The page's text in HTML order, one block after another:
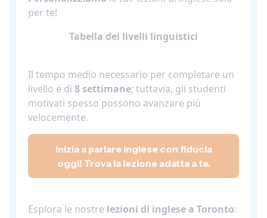
per te!
Tabella dei livelli linguistici
Il tempo medio necessario per completare un
livello è di 8 settimane; tuttavia, gli studenti
motivati spesso possono avanzare più
velocemente.
Inizia a parlare inglese con fiducia
oggi! Trova la lezione adatta a te.
Esplora le nostre lezioni di inglese a Toronto: